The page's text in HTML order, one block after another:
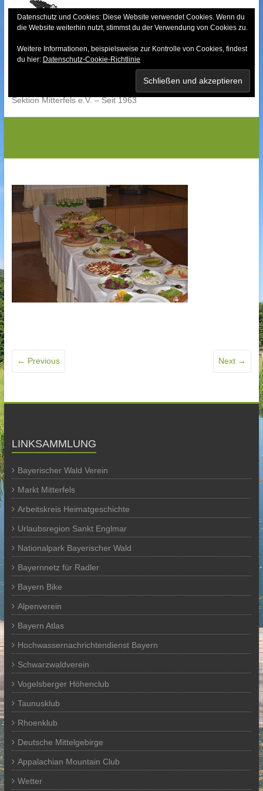
content
Bayerischer Wald-
Sektion Mitterfels e.V. – Seit 1963
← Previous Next →
LINKSAMMLUNG
Bayerischer Wald Verein
Markt Mitterfels
Arbeitskreis Heimatgeschichte
Urlaubsregion Sankt Englmar
Nationalpark Bayerischer Wald
Bayernnetz für Radler
Bayern Bike
Alpenverein
Bayern Atlas
Hochwassernachrichtendienst Bayern
Schwarzwaldverein
Vogelsberger Höhenclub
Taunusklub
Rhoenklub
Deutsche Mittelgebirge
Appalachian Mountain Club
Wetter
Datenschutz und Cookies: Diese Website verwendet Cookies. Wenn du
die Website weiterhin nutzt, stimmst du der Verwendung von Cookies zu.
Weitere Informationen, beispielsweise zur Kontrolle von Cookies, findest
du hier: Datenschutz-Cookie-Richtlinie